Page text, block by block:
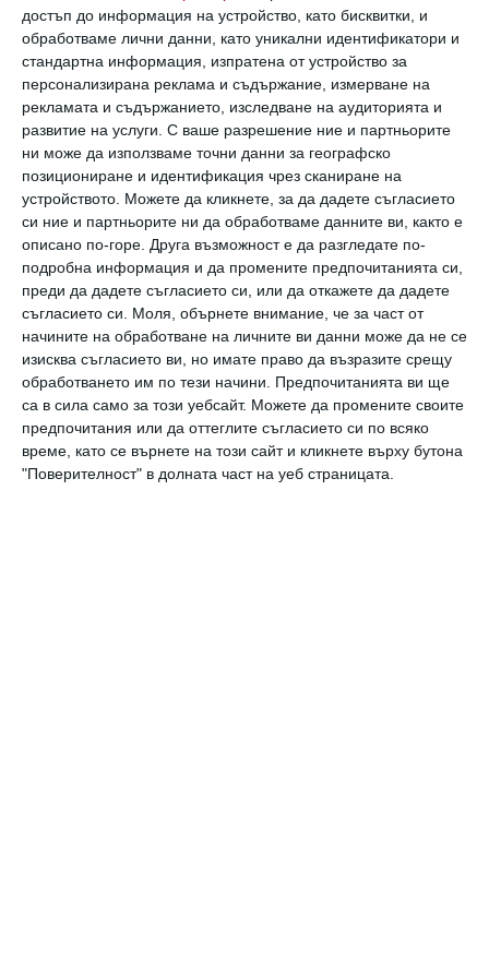
достъп до информация на устройство, като бисквитки, и
обработваме лични данни, като уникални идентификатори и
стандартна информация, изпратена от устройство за
персонализирана реклама и съдържание, измерване на
рекламата и съдържанието, изследване на аудиторията и
развитие на услуги. С ваше разрешение ние и партньорите
ни може да използваме точни данни за географско
позициониране и идентификация чрез сканиране на
устройството. Можете да кликнете, за да дадете съгласието
си ние и партньорите ни да обработваме данните ви, както е
описано по-горе. Друга възможност е да разгледате по-
подробна информация и да промените предпочитанията си,
преди да дадете съгласието си, или да откажете да дадете
съгласието си. Моля, обърнете внимание, че за част от
начините на обработване на личните ви данни може да не се
изисква съгласието ви, но имате право да възразите срещу
обработването им по тези начини. Предпочитанията ви ще
са в сила само за този уебсайт. Можете да промените своите
предпочитания или да оттеглите съгласието си по всяко
време, като се върнете на този сайт и кликнете върху бутона
"Поверителност" в долната част на уеб страницата.
предлога „без“ ит.н.);
- Не пожелавай зло и проблеми на другите
хора;
- Не назовавайте конкретни имена;
- Не използвайте глаголите„искам“, „желая“,
„надявам се“, „ще опитам“. Те говорят само
за намерение, но правилният начин да се
каже е„Аз имам“;
- Отнасяйте се към мечтата си като към
цел;